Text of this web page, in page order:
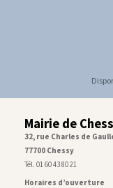
Mairie de
32, rue Charles de
77700 Chessy
Tél. 01 60 43 80 21
Horaires d’ouverture